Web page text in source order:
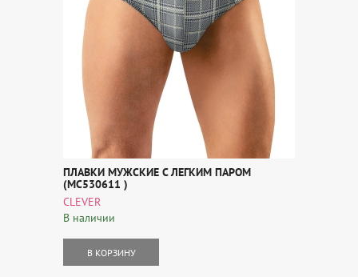
ПЛАВКИ МУЖСКИЕ С ЛЕГКИМ ПАРОМ
(MC530611 )
CLEVER
В наличии
В КОРЗИНУ